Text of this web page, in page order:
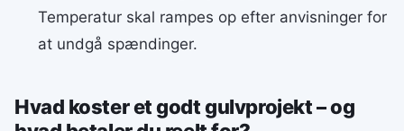
Temperatur skal rampes op efter anvisninger for
at undgå spændinger.
Hvad koster et godt gulvprojekt – og